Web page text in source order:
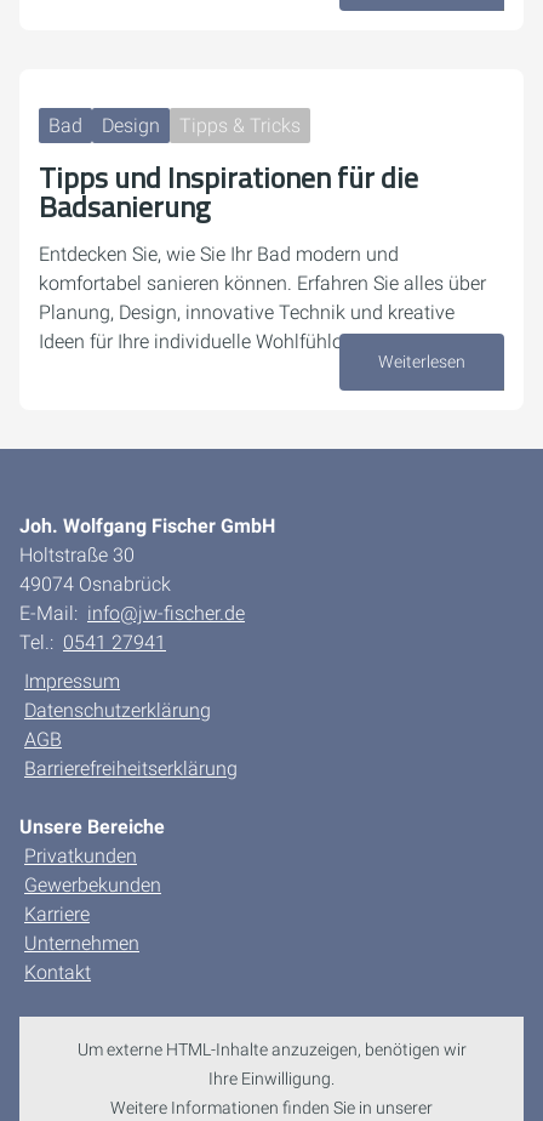
Bad Design Tipps & Tricks
Tipps und Inspirationen für die
Badsanierung
Entdecken Sie, wie Sie Ihr Bad modern und
komfortabel sanieren können. Erfahren Sie alles über
Planung, Design, innovative Technik und kreative
Ideen für Ihre individuelle Wohlfühloase.
Weiterlesen
Joh. Wolfgang Fischer GmbH
Holtstraße 30
49074 Osnabrück
E-Mail: info@jw-fischer.de
Tel.: 0541 27941
Impressum
Datenschutzerklärung
AGB
Barrierefreiheitserklärung
Unsere Bereiche
Privatkunden
Gewerbekunden
Karriere
Unternehmen
Kontakt
Um externe HTML-Inhalte anzuzeigen, benötigen wir
Ihre Einwilligung.
Weitere Informationen finden Sie in unserer